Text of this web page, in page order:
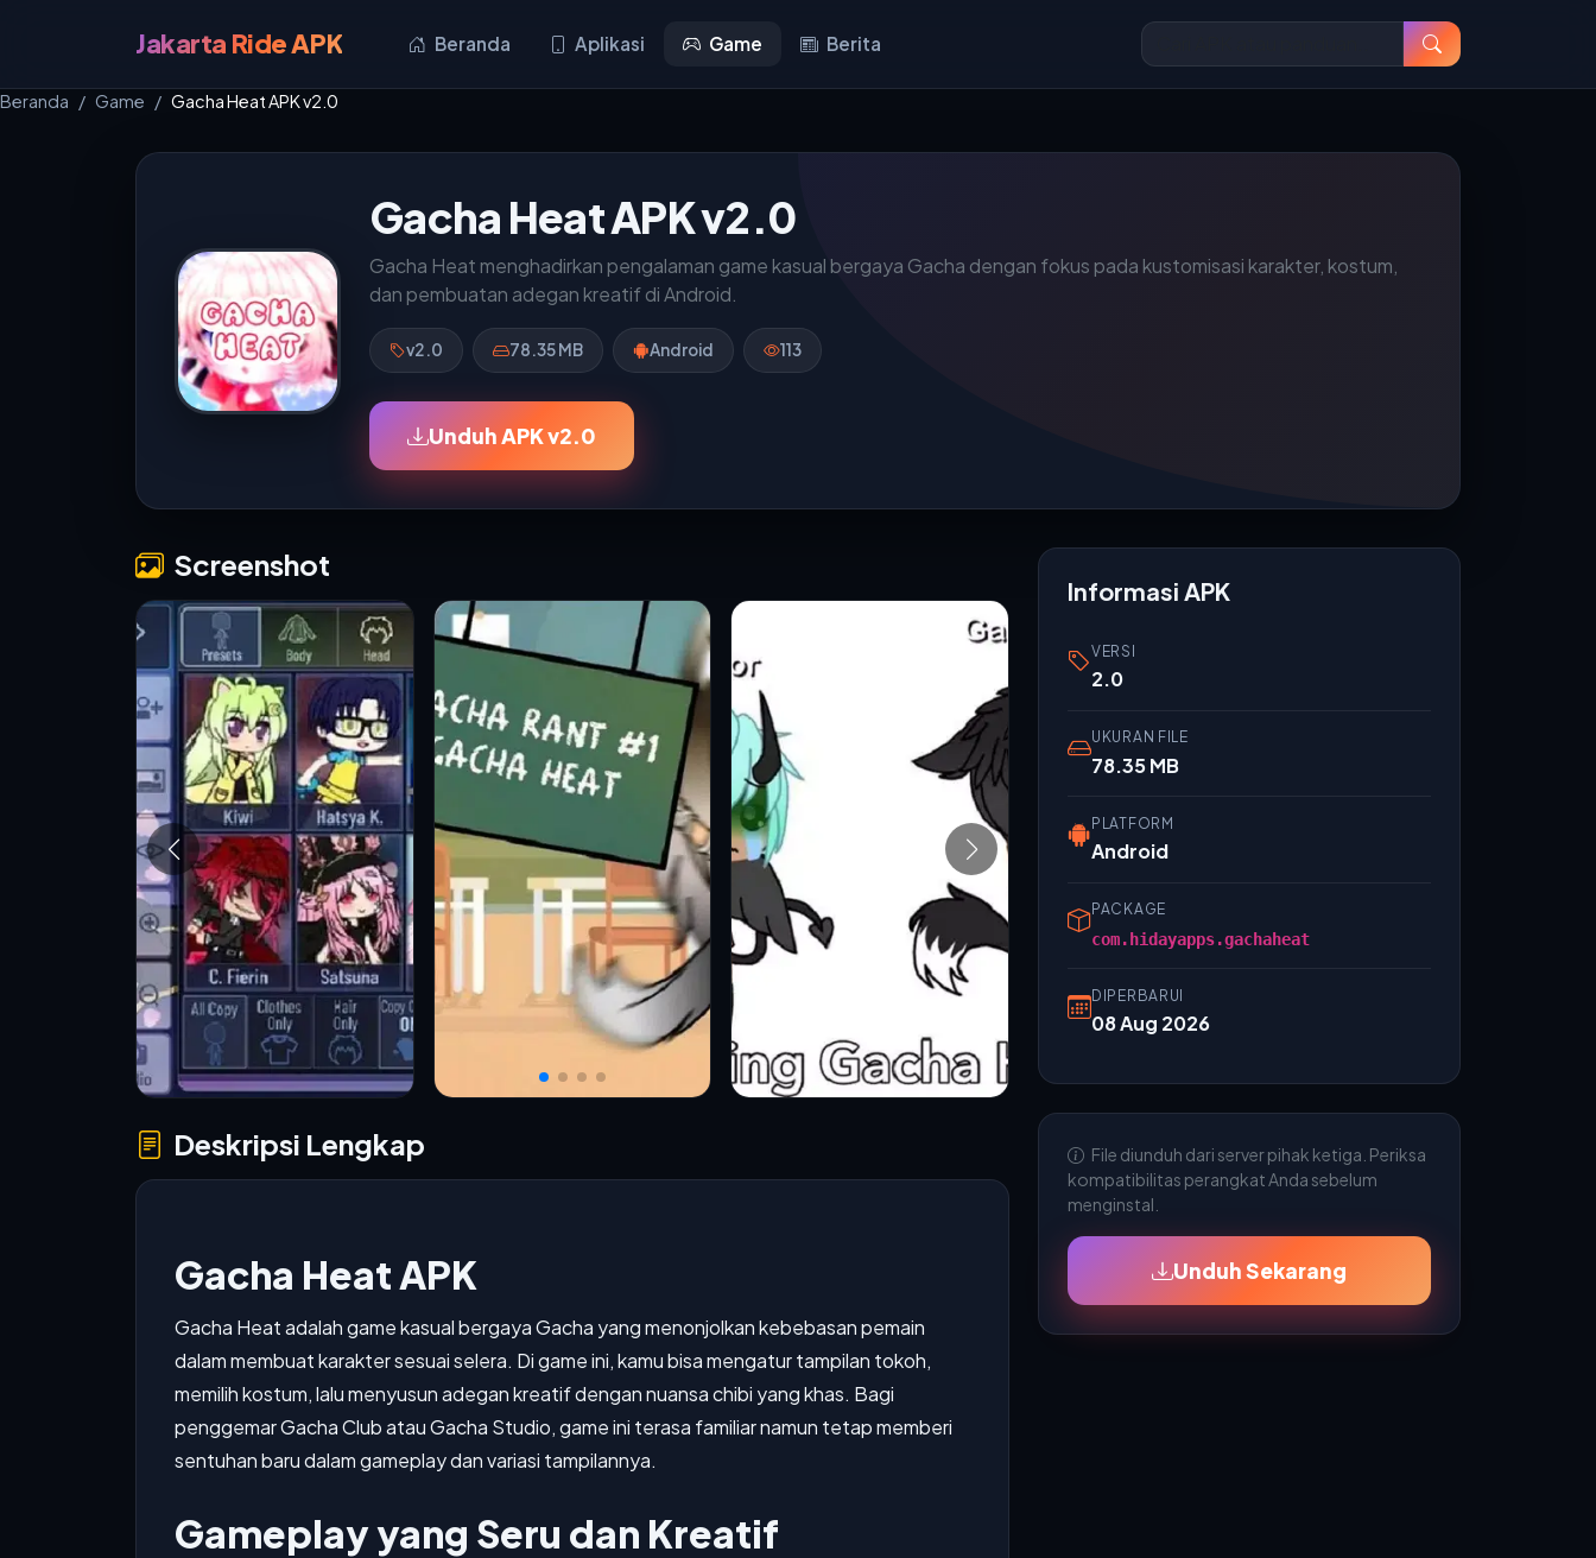
Jakarta Ride APK Beranda Aplikasi Game Berita
Beranda Game Gacha Heat APK v2.0
Gacha Heat APK v2.0
Gacha Heat menghadirkan pengalaman game kasual bergaya Gacha dengan fokus pada kustomisasi karakter, kostum,
dan pembuatan adegan kreatif di Android.
v2.0 78.35 MB Android 113
Unduh APK v2.0
Screenshot
Deskripsi Lengkap
Gacha Heat APK
Gacha Heat adalah game kasual bergaya Gacha yang menonjolkan kebebasan pemain
dalam membuat karakter sesuai selera. Di game ini, kamu bisa mengatur tampilan tokoh,
memilih kostum, lalu menyusun adegan kreatif dengan nuansa chibi yang khas. Bagi
penggemar Gacha Club atau Gacha Studio, game ini terasa familiar namun tetap memberi
sentuhan baru dalam gameplay dan variasi tampilannya.
Gameplay yang Seru dan Kreatif
Informasi APK
VERSI
2.0
UKURAN FILE
78.35 MB
PLATFORM
Android
PACKAGE
com.hidayapps.gachaheat
DIPERBARUI
08 Aug 2026
File diunduh dari server pihak ketiga. Periksa
kompatibilitas perangkat Anda sebelum
menginstal.
Unduh Sekarang